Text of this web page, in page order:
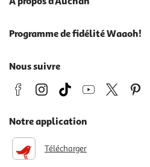
Programme de fidélité Waaoh!
Nous suivre
Notre application
Télécharger